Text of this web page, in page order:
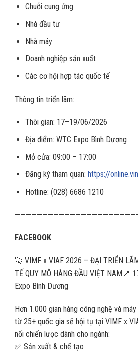
Chuỗi cung ứng
Nhà đầu tư
Nhà máy
Doanh nghiệp sản xuất
Các cơ hội hợp tác quốc tế
Thông tin triển lãm:
Thời gian: 17–19/06/2026
Địa điểm: WTC Expo Bình Dương
Mở cửa: 09:00 – 17:00
Đăng ký tham quan: https://
Hotline: (028) 6686 1210
FACEBOOK
🚀 VIMF x VIAF 2026 – ĐẠI TRIỂN
TẾ QUY MÔ HÀNG ĐẦU VIỆT NAM📍
Expo Bình Dương
Hơn 1.000 gian hàng công nghệ và
từ 25+ quốc gia sẽ hội tụ tại VIMF x
nối chiến lược dành cho ngành:
✅ Sản xuất & chế tạo